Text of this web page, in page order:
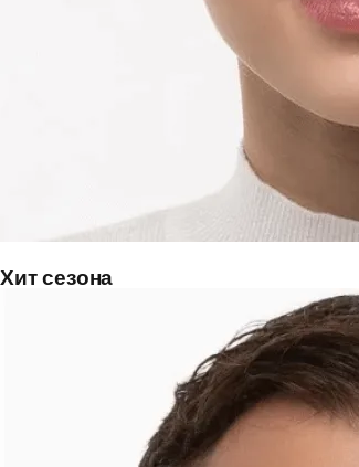
Хит сезона